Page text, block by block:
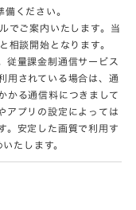
ください。
でご案内いたします。当
相談開始となります。
従量課金制通信サービス
用されている場合は、通
かる通信料につきまして
アプリの設定によっては
。安定した画質で利用す
たします。